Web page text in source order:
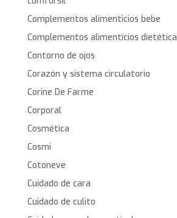
Complementos alimenticios bebe
Complementos alimenticios dietética
Contorno de ojos
Corazón y sistema circulatorio
Corine De Farme
Corporal
Cosmética
Cosmi
Cotoneve
Cuidado de cara
Cuidado de culito